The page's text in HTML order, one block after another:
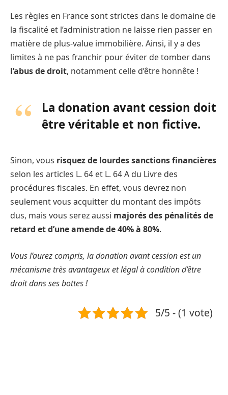
Les règles en France sont strictes dans le domaine de
la fiscalité et l’administration ne laisse rien passer en
matière de plus-value immobilière. Ainsi, il y a des
limites à ne pas franchir pour éviter de tomber dans
l’abus de droit, notamment celle d’être honnête !
La donation avant cession doit
être véritable et non fictive.
Sinon, vous risquez de lourdes sanctions financières
selon les articles L. 64 et L. 64 A du Livre des
procédures fiscales. En effet, vous devrez non
seulement vous acquitter du montant des impôts
dus, mais vous serez aussi majorés des pénalités de
retard et d’une amende de 40% à 80%.
Vous l’aurez compris, la donation avant cession est un
mécanisme très avantageux et légal à condition d’être
droit dans ses bottes !
5/5 - (1 vote)